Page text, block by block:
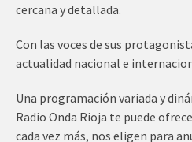
cercana y detallada.
Con las voces de sus
actualidad nacional e
Una programación variada y
Radio Onda Rioja te puede
cada vez más, nos eligen para